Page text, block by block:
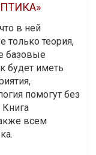
в ней
только теория,
базовые
будет иметь
помогут без
всем